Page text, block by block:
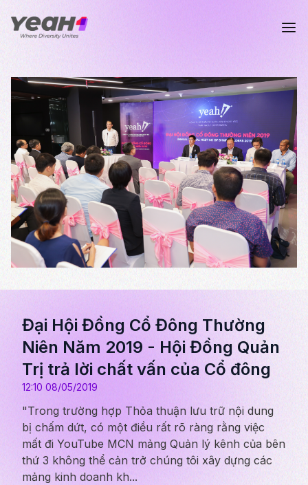
Đại Hội Đồng Cổ Đông Thường
Niên Năm 2019 - Hội Đồng Quản
Trị trả lời chất vấn của Cổ đông
12:10 08/05/2019
"Trong trường hợp Thỏa thuận lưu trữ nội dung
bị chấm dứt, có một điều rất rõ ràng rằng việc
mất đi YouTube MCN mảng Quản lý kênh của bên
thứ 3 không thể cản trở chúng tôi xây dựng các
mảng kinh doanh kh...